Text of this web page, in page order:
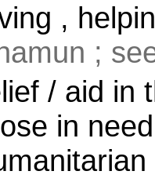
,
;
/ aid in
in